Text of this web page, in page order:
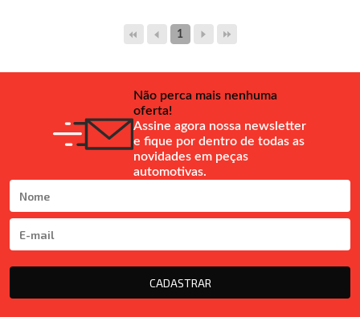
1
Não perca mais nenhuma
oferta!
Assine agora nossa newsletter
e fique por dentro de todas as
novidades em peças
automotivas.
CADASTRAR